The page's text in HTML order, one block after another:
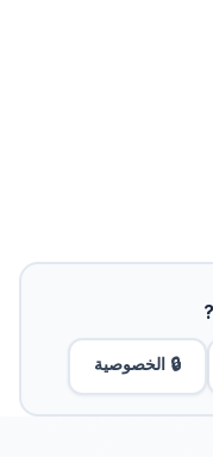
🔒 الخصوصية